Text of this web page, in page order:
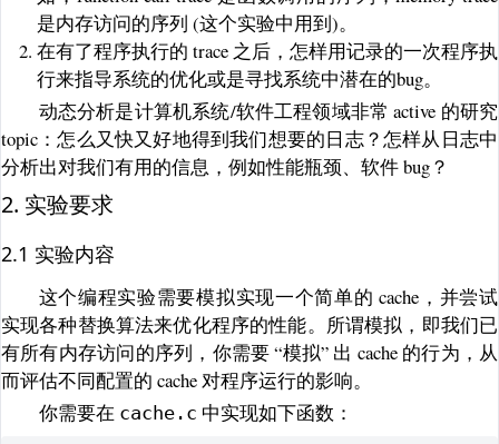
是内存访问的序列 (这个实验中用到)。
在有了程序执行的 trace 之后，怎样用记录的一次程序执
行来指导系统的优化或是寻找系统中潜在的bug。
动态分析是计算机系统/软件工程领域非常 active 的研究
topic：怎么又快又好地得到我们想要的日志？怎样从日志中
分析出对我们有用的信息，例如性能瓶颈、软件 bug？
2. 实验要求
2.1 实验内容
这个编程实验需要模拟实现一个简单的 cache，并尝试
实现各种替换算法来优化程序的性能。所谓模拟，即我们已
有所有内存访问的序列，你需要 “模拟” 出 cache 的行为，从
而评估不同配置的 cache 对程序运行的影响。
你需要在 cache.c 中实现如下函数：